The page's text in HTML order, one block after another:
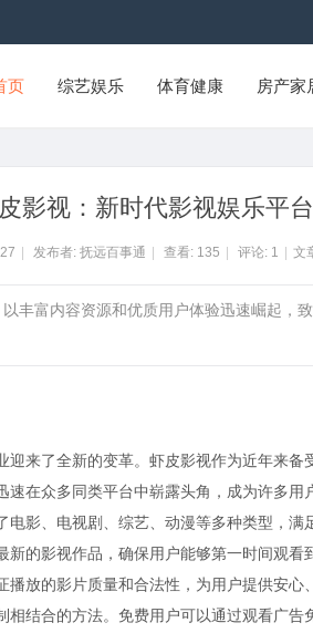
页 综艺娱乐 体育健康 房产家
影视：新时代影视娱乐平
发布者: 抚远百事通 查看: 135 评论: 1 文
丰富内容资源和优质用户体验迅速崛起，
迎来了全新的变革。虾皮影视作为近年来
在众多同类平台中崭露头角，成为许多用
影、电视剧、综艺、动漫等多种类型，
的影视作品，确保用户能够第一时间观
放的影片质量和合法性，为用户提供安心
相结合的方法。免费用户可以通过观看广